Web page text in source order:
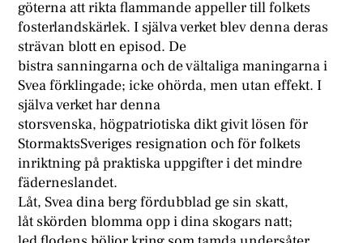
göterna att rikta flammande appeller till folkets
fosterlandskärlek. I själva verket blev denna deras
strävan blott en episod. De
bistra sanningarna och de vältaliga maningarna i
Svea förklingade; icke ohörda, men utan effekt. I
själva verket har denna
storsvenska, högpatriotiska dikt givit lösen för
StormaktsSveriges resignation och för folkets
inriktning på praktiska uppgifter i det mindre
fäderneslandet.
Låt, Svea dina berg fördubblad ge sin skatt,
låt skörden blomma opp i dina skogars natt;